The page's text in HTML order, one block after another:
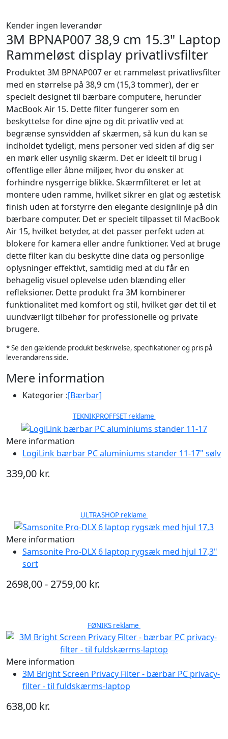
Kender ingen leverandør
3M BPNAP007 38,9 cm 15.3" Laptop
Rammeløst display privatlivsfilter
Produktet 3M BPNAP007 er et rammeløst privatlivsfilter
med en størrelse på 38,9 cm (15,3 tommer), der er
specielt designet til bærbare computere, herunder
MacBook Air 15. Dette filter fungerer som en
beskyttelse for dine øjne og dit privatliv ved at
begrænse synsvidden af skærmen, så kun du kan se
indholdet tydeligt, mens personer ved siden af dig ser
en mørk eller usynlig skærm. Det er ideelt til brug i
offentlige eller åbne miljøer, hvor du ønsker at
forhindre nysgerrige blikke. Skærmfilteret er let at
montere uden ramme, hvilket sikrer en glat og æstetisk
finish uden at forstyrre den elegante designlinje på din
bærbare computer. Det er specielt tilpasset til MacBook
Air 15, hvilket betyder, at det passer perfekt uden at
blokere for kamera eller andre funktioner. Ved at bruge
dette filter kan du beskytte dine data og personlige
oplysninger effektivt, samtidig med at du får en
behagelig visuel oplevelse uden blænding eller
refleksioner. Dette produkt fra 3M kombinerer
funktionalitet med komfort og stil, hvilket gør det til et
uundværligt tilbehør for professionelle og private
brugere.
* Se den gældende produkt beskrivelse, specifikationer og pris på
leverandørens side.
Mere information
Kategorier :[Bærbar]
TEKNIKPROFFSET reklame
Mere information
LogiLink bærbar PC aluminiums stander 11-17" sølv
339,00 kr.
ULTRASHOP reklame
Mere information
Samsonite Pro-DLX 6 laptop rygsæk med hjul 17,3"
sort
2698,00 - 2759,00 kr.
FØNIKS reklame
Mere information
3M Bright Screen Privacy Filter - bærbar PC privacy-
filter - til fuldskærms-laptop
638,00 kr.